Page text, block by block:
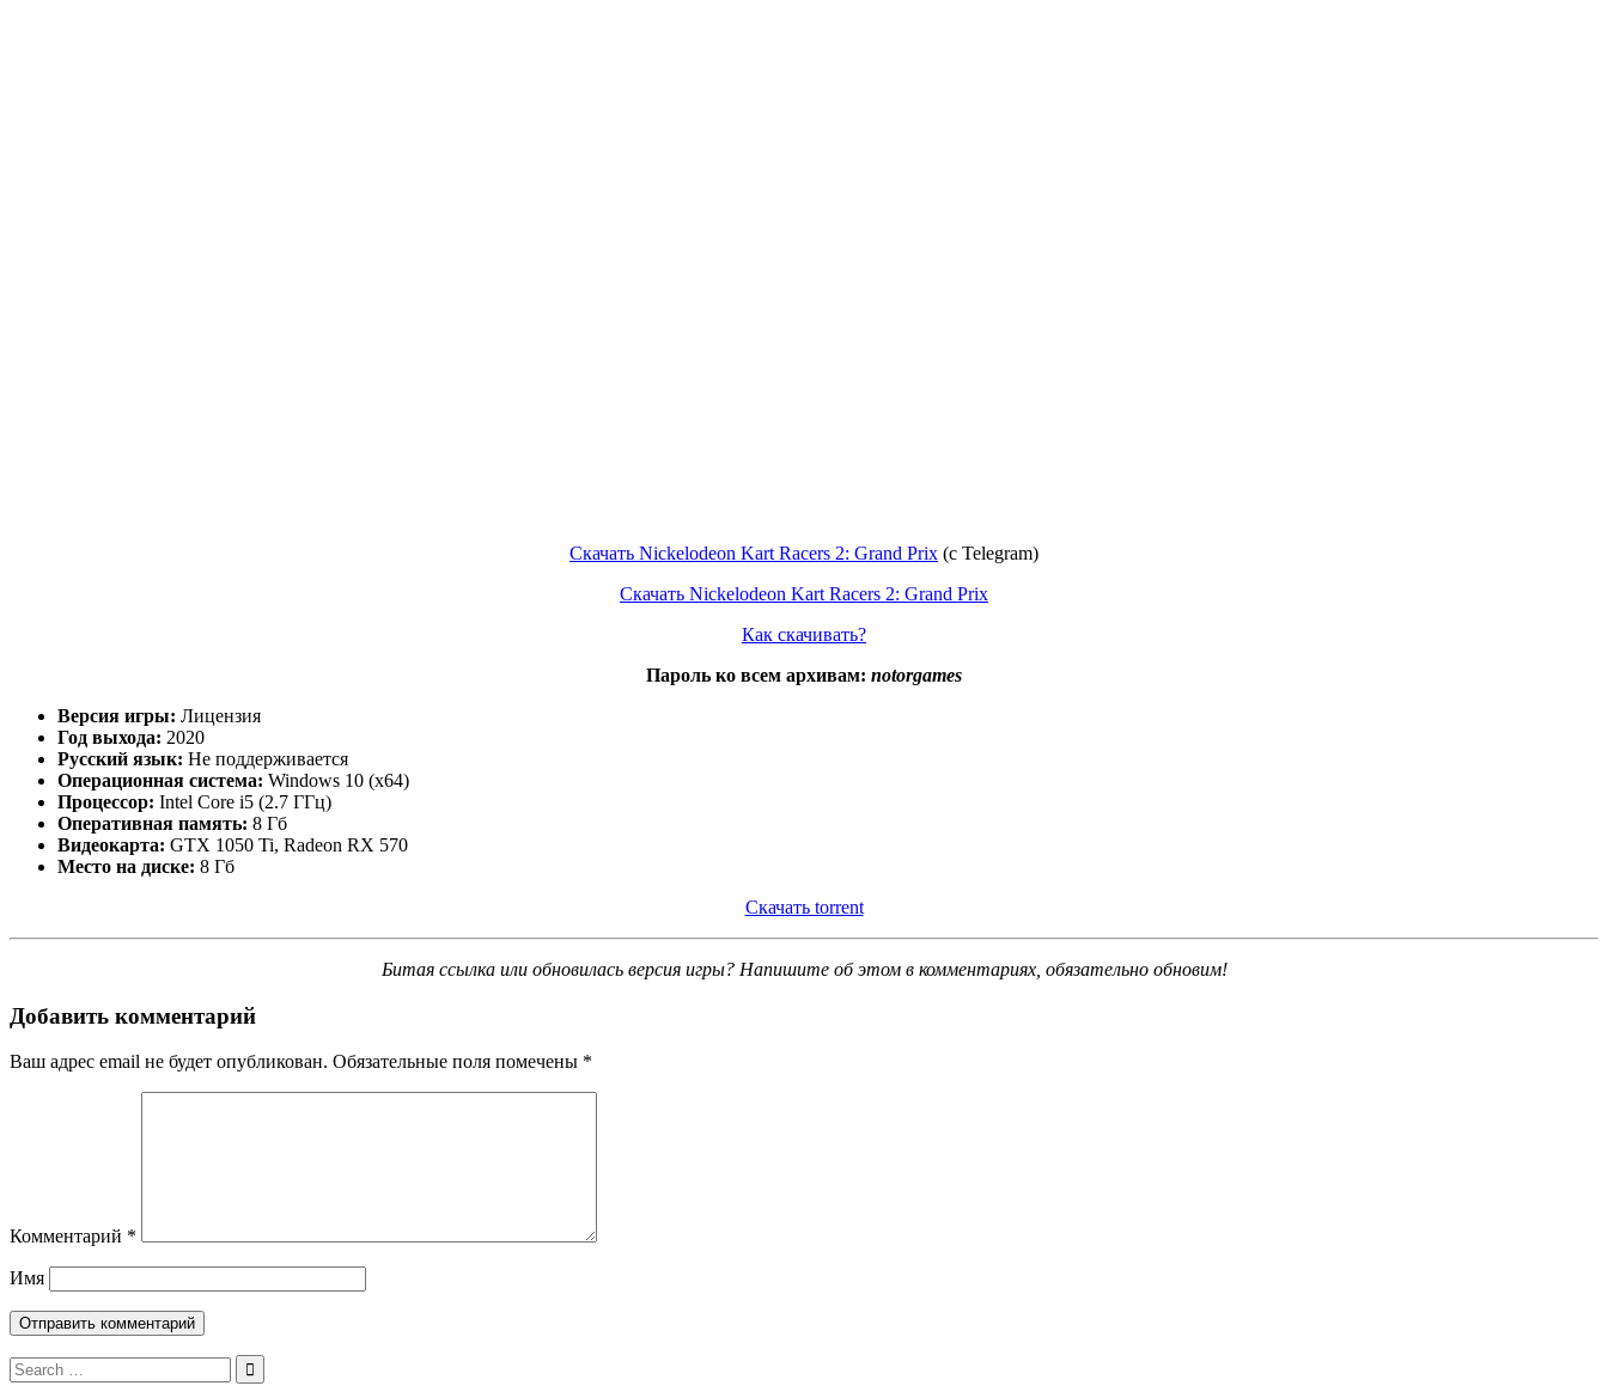
Скачать Nickelodeon Kart Racers 2: Grand Prix (с Telegram)
Скачать Nickelodeon Kart Racers 2: Grand Prix
Как скачивать?
Пароль ко всем архивам: notorgames
Версия игры: Лицензия
Год выхода: 2020
Русский язык: Не поддерживается
Операционная система: Windows 10 (x64)
Процессор: Intel Core i5 (2.7 ГГц)
Оперативная память: 8 Гб
Видеокарта: GTX 1050 Ti, Radeon RX 570
Место на диске: 8 Гб
Скачать torrent
Битая ссылка или обновилась версия игры? Напишите об этом в комментариях, обязательно обновим!
Добавить комментарий
Ваш адрес email не будет опубликован. Обязательные поля помечены *
Комментарий *
Имя
Search
for: